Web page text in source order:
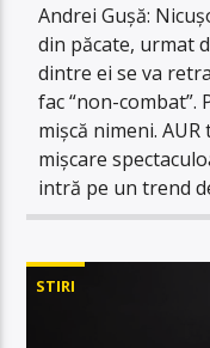
Andrei Gușă:
din păcate, urmat
dintre ei se va
fac “non-combat”.
mișcă nimeni.
mișcare
intră pe un trend
STIRI